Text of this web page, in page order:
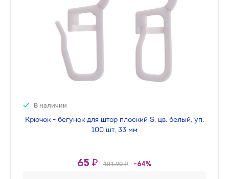
В наличии
Крючок - бегунок для штор плоский S, цв. белый, уп.
100 шт, 33 мм
65 ₽ 181.90 ₽ -64%